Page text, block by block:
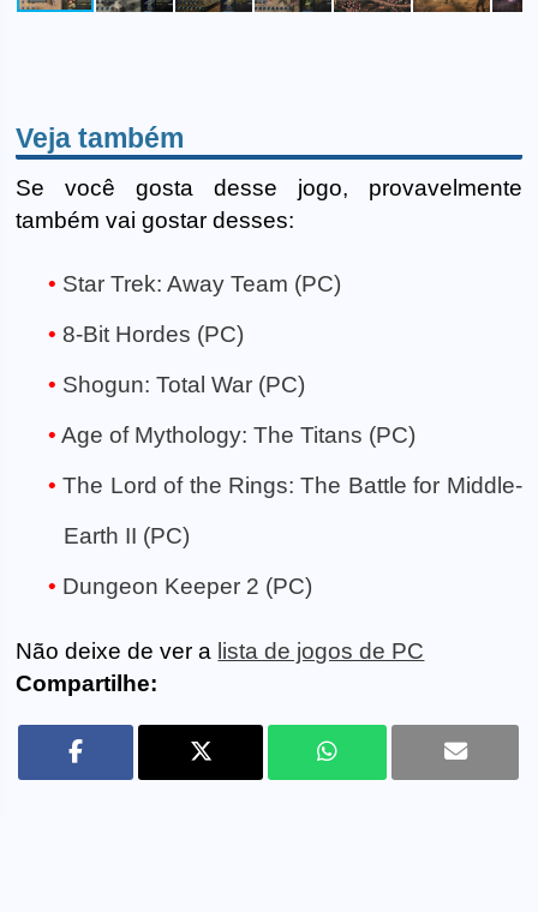
Veja também
Se você gosta desse jogo, provavelmente
também vai gostar desses:
Star Trek: Away Team (PC)
8-Bit Hordes (PC)
Shogun: Total War (PC)
Age of Mythology: The Titans (PC)
The Lord of the Rings: The Battle for Middle-
Earth II (PC)
Dungeon Keeper 2 (PC)
Não deixe de ver a lista de jogos de PC
Compartilhe: